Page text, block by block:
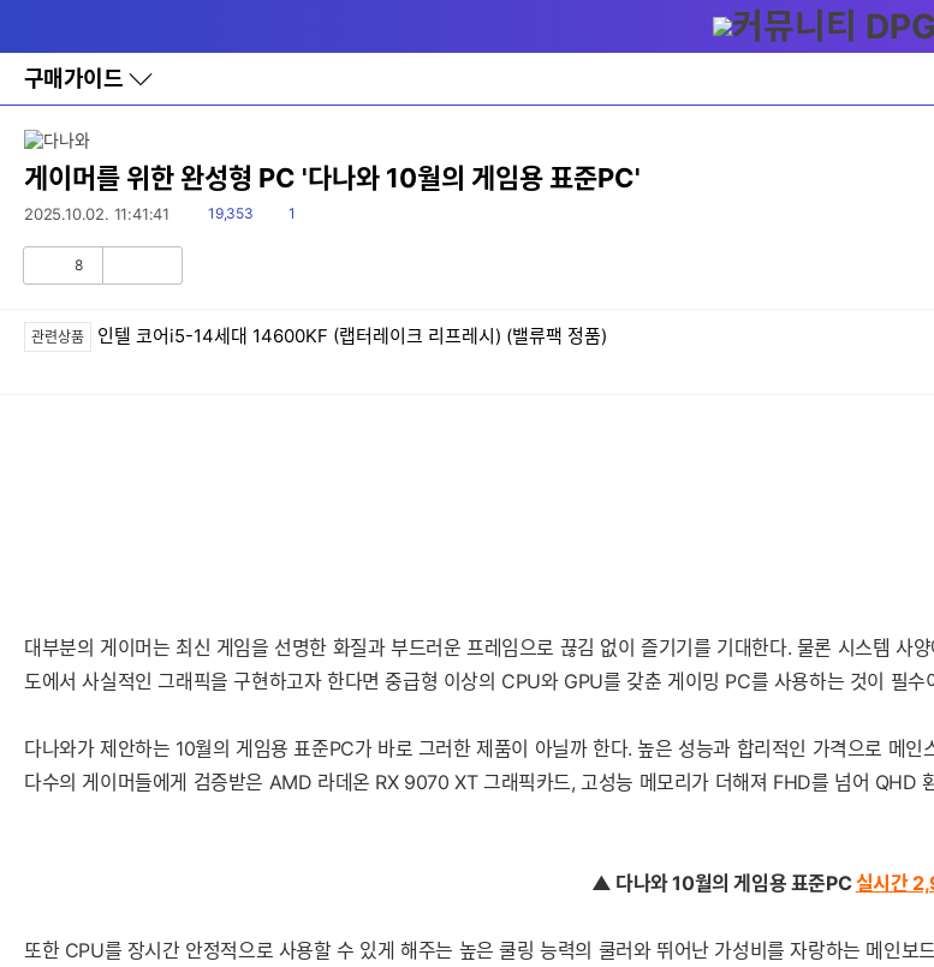
와
홈
구매가이드
바
로
레
이
어
토
게이머를 위한 완성형 PC '다나와 10월의 게임용 표준PC'
2025.10.02. 11:41:41
읽
19,353
댓1
8
관련상품 인텔 코어i5-14세대 14600KF (랩터레이크 리프레시) (밸류팩 정품)
대부분의 게이머는 최신 게임을 선명한 화질과 부드러운 프레임으로 끊김 없이 즐기기를 기대한다. 물론 시스템
도에서 사실적인 그래픽을 구현하고자 한다면 중급형 이상의 CPU와 GPU를 갖춘 게이밍 PC를 사용하는 것이 필
다나와가 제안하는 10월의 게임용 표준PC가 바로 그러한 제품이 아닐까 한다. 높은 성능과 합리적인 가격으로 메
다수의 게이머들에게 검증받은 AMD 라데온 RX 9070 XT 그래픽카드, 고성능 메모리가 더해져 FHD를 넘어 QHD
▲ 다나와 10월의 게임용 표준PC 실시간
또한 CPU를 장시간 안정적으로 사용할 수 있게 해주는 높은 쿨링 능력의 쿨러와 뛰어난 가성비를 자랑하는 메인